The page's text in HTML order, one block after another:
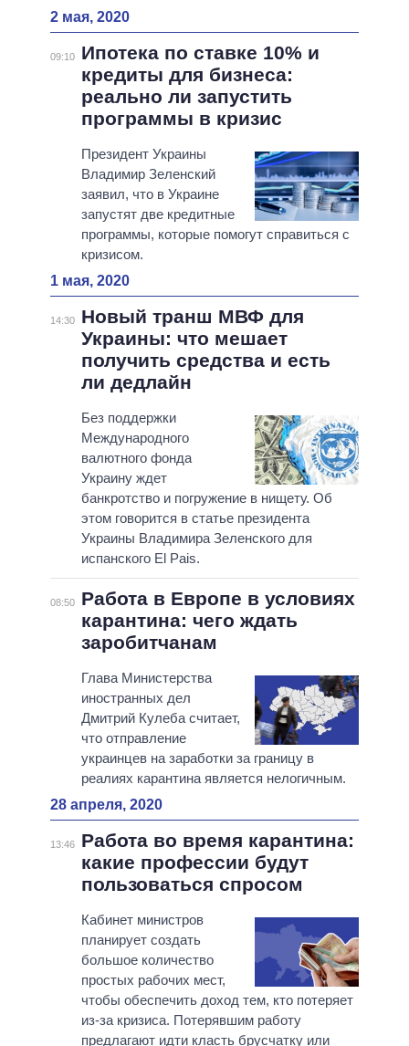
2 мая, 2020
09:10
Ипотека по ставке 10% и
кредиты для бизнеса:
реально ли запустить
программы в кризис
Президент Украины
Владимир Зеленский
заявил, что в Украине
запустят две кредитные
программы, которые помогут справиться с
кризисом.
1 мая, 2020
14:30
Новый транш МВФ для
Украины: что мешает
получить средства и есть
ли дедлайн
Без поддержки
Международного
валютного фонда
Украину ждет
банкротство и погружение в нищету. Об
этом говорится в статье президента
Украины Владимира Зеленского для
испанского El Pais.
08:50
Работа в Европе в условиях
карантина: чего ждать
заробитчанам
Глава Министерства
иностранных дел
Дмитрий Кулеба считает,
что отправление
украинцев на заработки за границу в
реалиях карантина является нелогичным.
28 апреля, 2020
13:46
Работа во время карантина:
какие профессии будут
пользоваться спросом
Кабинет министров
планирует создать
большое количество
простых рабочих мест,
чтобы обеспечить доход тем, кто потеряет
из-за кризиса. Потерявшим работу
предлагают идти класть брусчатку или